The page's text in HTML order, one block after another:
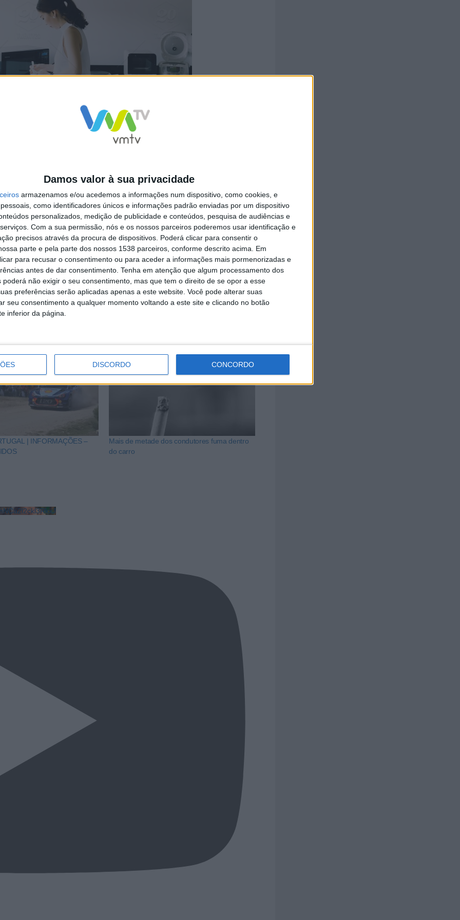
Damos valor à sua privacidade
armazenamos e/ou acedemos a informações num dispositivo, como cookies, e
como identificadores únicos e informações padrão enviadas por um dispositivo
personalizados, medição de publicidade e conteúdos, pesquisa de audiências e
Com a sua permissão, nós e os nossos parceiros poderemos usar identificação e
precisos através da procura de dispositivos. Poderá clicar para consentir o
parte e pela parte dos nossos 1538 parceiros, conforme descrito acima. Em
para recusar o consentimento ou para aceder a informações mais pormenorizadas e
antes de dar consentimento. Tenha em atenção que algum processamento dos
poderá não exigir o seu consentimento, mas que tem o direito de se opor a esse
preferências serão aplicadas apenas a este website. Você pode alterar suas
seu consentimento a qualquer momento voltando a este site e clicando no botão
inferior da página.
DISCORDO CONCORDO
é mesmo o consumo de eletricidade. Todos os anos,
9,4 terawatts, o equivalente à quantidade de eletricidade que é
de gás natural.
eletrodoméstico também se devem, e muito, ao desperdício.
preços associada, faz com que a compra de
agora tendem a comprar novos aparelhos antes de
os microondas estão a tornar-se parte de uma das maiores
todo o mundo”, refere um dos investigadores deste estudo, em
| INFORMAÇÕES –
Mais de metade dos condutores fuma dentro
do carro